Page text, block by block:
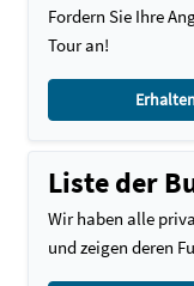
Fordern Sie Ihre
Tour an!
Liste der
Wir haben alle
und zeigen deren